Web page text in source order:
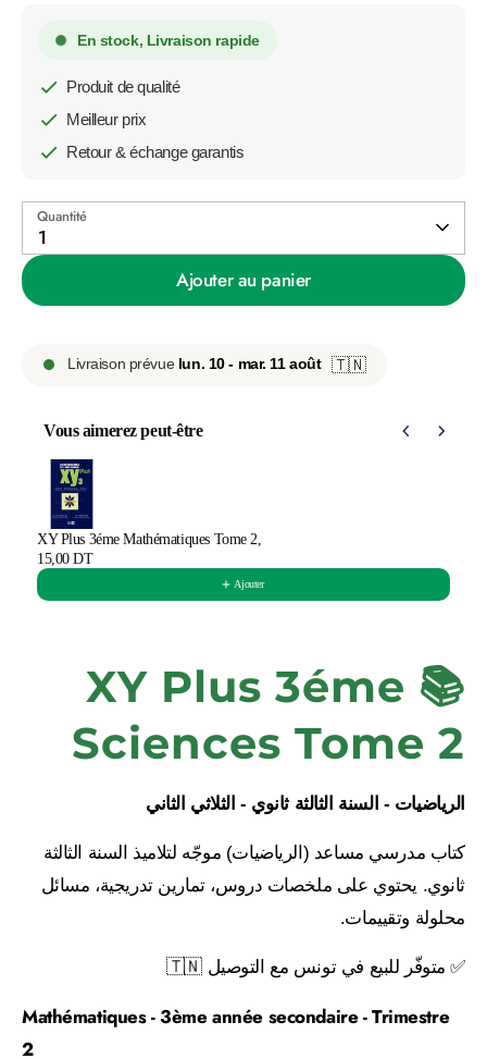
En stock, Livraison rapide
Produit de qualité
Meilleur prix
Retour & échange garantis
Quantité
1
Ajouter au panier
Livraison prévue lun. 10 - mar. 11 août 🇹🇳
Vous aimerez peut-être
Use the Previous and Next buttons to navigate through
XY Plus 3éme Mathématiques Tome 2,
15,00 DT
Ajouter
📚 XY Plus 3éme
Sciences Tome 2
الرياضيات - السنة الثالثة ثانوي - الثلاثي الثاني
كتاب مدرسي مساعد (الرياضيات) موجّه لتلاميذ السنة الثالثة
ثانوي. يحتوي على ملخصات دروس، تمارين تدريجية، مسائل
محلولة وتقييمات.
✅ متوفّر للبيع في تونس مع التوصيل 🇹🇳
Mathématiques - 3ème année secondaire - Trimestre
2